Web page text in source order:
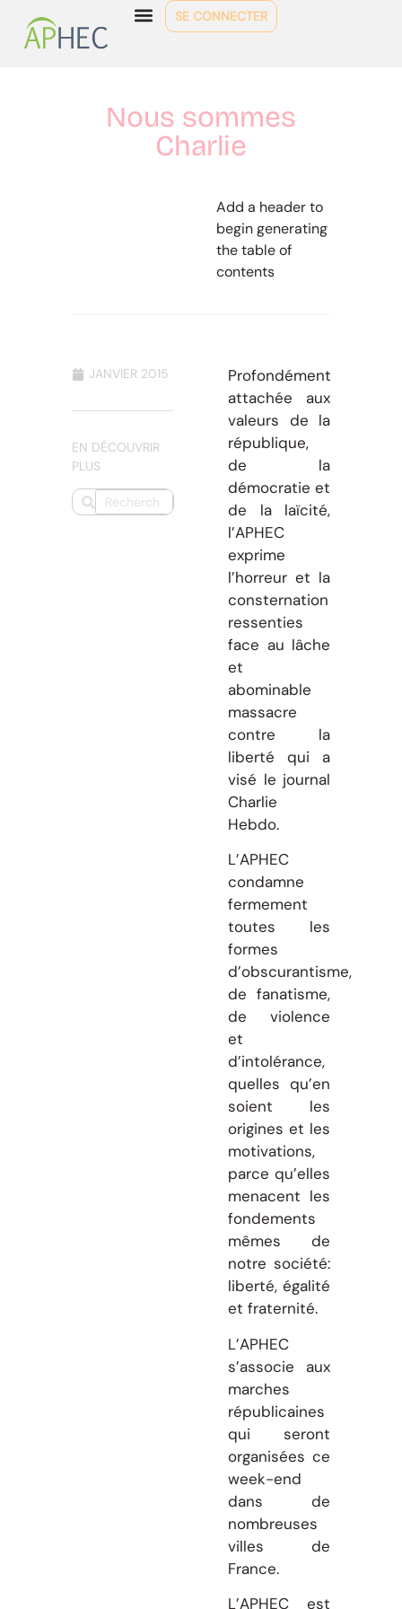
SE CONNECTER
Nous sommes
Charlie
Add a header to
begin generating
the table of
contents
JANVIER 2015
EN DÉCOUVRIR
PLUS
Profondément
attachée aux
valeurs de la
république,
de la
démocratie et
de la laïcité,
l’APHEC
exprime
l’horreur et la
consternation
ressenties
face au lâche
et
abominable
massacre
contre la
liberté qui a
visé le journal
Charlie
Hebdo.
L’APHEC
condamne
fermement
toutes les
formes
d’obscurantisme,
de fanatisme,
de violence
et
d’intolérance,
quelles qu’en
soient les
origines et les
motivations,
parce qu’elles
menacent les
fondements
mêmes de
notre société:
liberté, égalité
et fraternité.
L’APHEC
s’associe aux
marches
républicaines
qui seront
organisées ce
week-end
dans de
nombreuses
villes de
France.
L’APHEC est